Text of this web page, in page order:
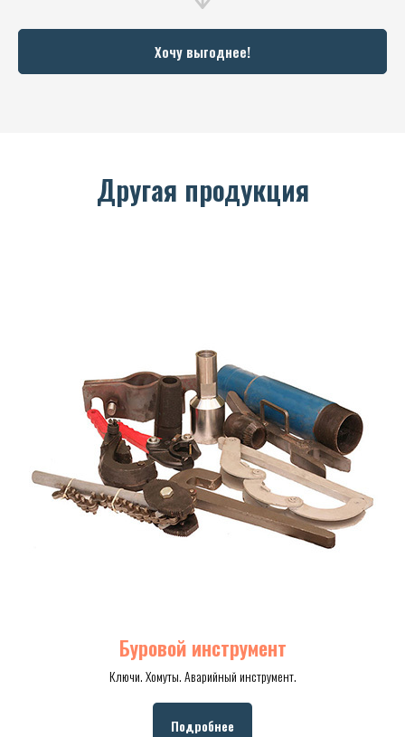
Хочу выгоднее!
Другая продукция
Буровой инструмент
Ключи. Хомуты. Аварийный инструмент.
Подробнее